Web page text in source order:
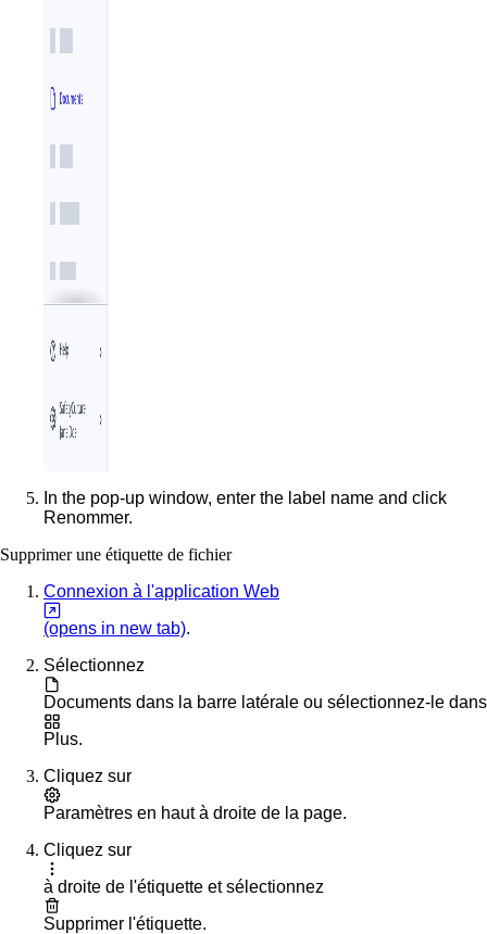
In the pop-up window, enter the label name and click
Renommer.
Supprimer une étiquette de fichier
Connexion à l'application Web
(opens in new tab).
Sélectionnez
Documents dans la barre latérale ou sélectionnez-le dans
Plus.
Cliquez sur
Paramètres en haut à droite de la page.
Cliquez sur
à droite de l'étiquette et sélectionnez
Supprimer l'étiquette.